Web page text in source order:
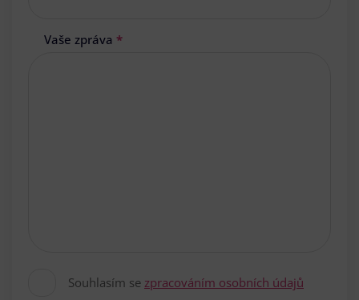
Vaše zpráva *
Souhlasím se zpracováním osobních údajů